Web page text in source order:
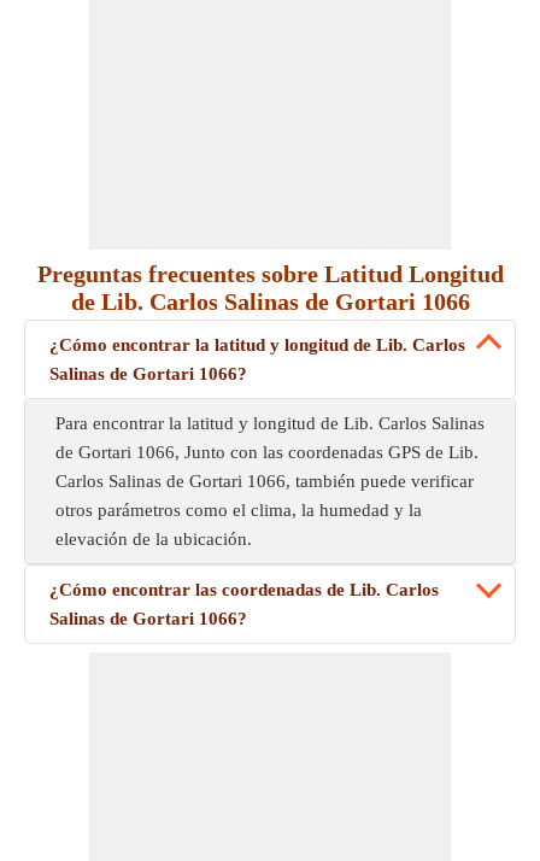
Preguntas frecuentes sobre Latitud Longitud
de Lib. Carlos Salinas de Gortari 1066
¿Cómo encontrar la latitud y longitud de Lib. Carlos
Salinas de Gortari 1066?
Para encontrar la latitud y longitud de Lib. Carlos Salinas
de Gortari 1066, Junto con las coordenadas GPS de Lib.
Carlos Salinas de Gortari 1066, también puede verificar
otros parámetros como el clima, la humedad y la
elevación de la ubicación.
¿Cómo encontrar las coordenadas de Lib. Carlos
Salinas de Gortari 1066?